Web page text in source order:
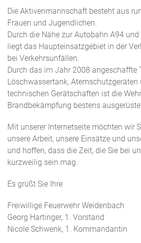
Die Aktivenmannschaft besteht aus
Frauen und Jugendlichen.
Durch die Nähe zur Autobahn A94
liegt das Haupteinsatzgebiet in der
bei Verkehrsunfällen.
Durch das im Jahr 2008 angeschaffte
Löschwassertank, Atemschutzgeräten
technischen Gerätschaften ist die
Brandbekämpfung bestens
Mit unserer Internetseite möchten wir
unsere Arbeit, unsere Einsätze und
und hoffen, dass die Zeit, die Sie bei
kurzweilig sein mag.
Es grüßt Sie Ihre
Freiwillige Feuerwehr Weidenbach
Georg Hartinger, 1. Vorstand
Nicole Schwenk, 1. Kommandantin